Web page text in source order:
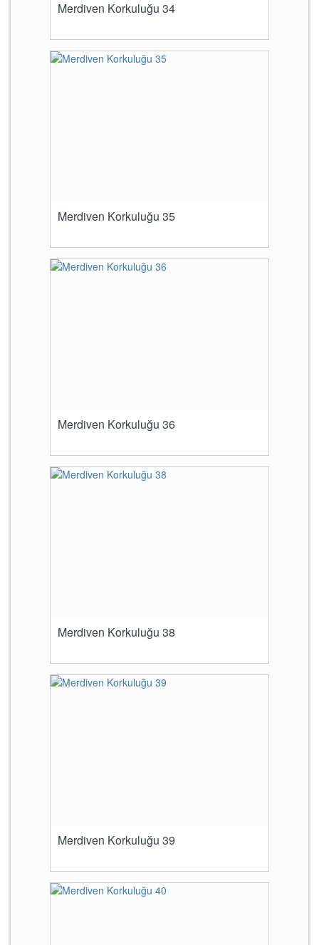
Merdiven Korkuluğu 34
Merdiven Korkuluğu 35
Merdiven Korkuluğu 36
Merdiven Korkuluğu 38
Merdiven Korkuluğu 39